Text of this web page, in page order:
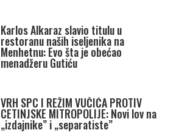
Karlos Alkaraz slavio titulu u
restoranu naših iseljenika na
Menhetnu: Evo šta je obećao
menadžeru Gutiću
VRH SPC I REŽIM VUČIĆA PROTIV
CETINJSKE MITROPOLIJE: Novi lov na
„izdajnike” i „separatiste”